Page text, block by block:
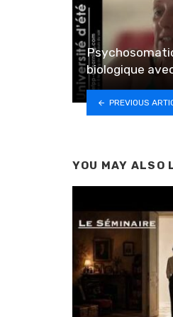
biologique
PREVIOUS
YOU MAY ALSO